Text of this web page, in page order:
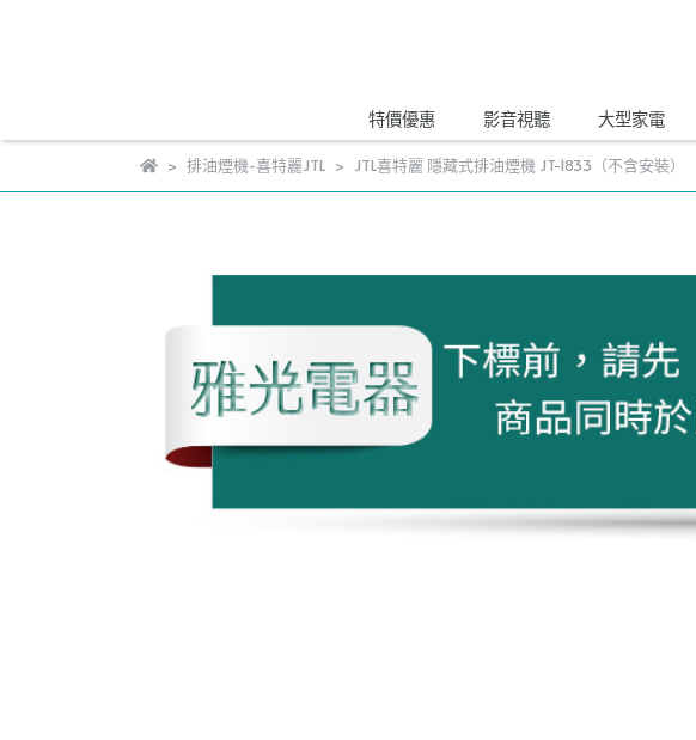
特價優惠 影音視聽 大型家電
排油煙機-喜特麗JTL JTL喜特麗 隱藏式排油煙機 JT-1833（不含安裝）